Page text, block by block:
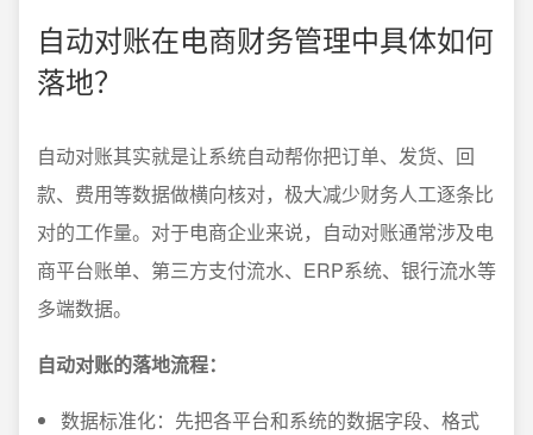
自动对账在电商财务管理中具体如何
落地？
自动对账其实就是让系统自动帮你把订单、发货、回
款、费用等数据做横向核对，极大减少财务人工逐条比
对的工作量。对于电商企业来说，自动对账通常涉及电
商平台账单、第三方支付流水、ERP系统、银行流水等
多端数据。
自动对账的落地流程：
数据标准化：先把各平台和系统的数据字段、格式